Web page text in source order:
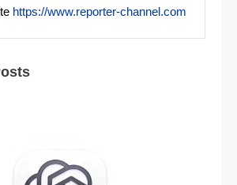
https://www.reporter-channel.com